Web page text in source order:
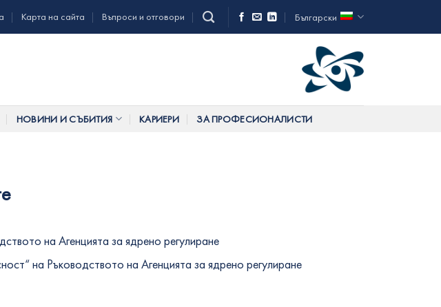
Карта на сайта Въпроси и отговори Български
НОВИНИ И СЪБИТИЯ КАРИЕРИ ЗА ПРОФЕСИОНАЛИСТИ
на Агенцията за ядрено регулиране
на Ръководството на Агенцията за ядрено регулиране